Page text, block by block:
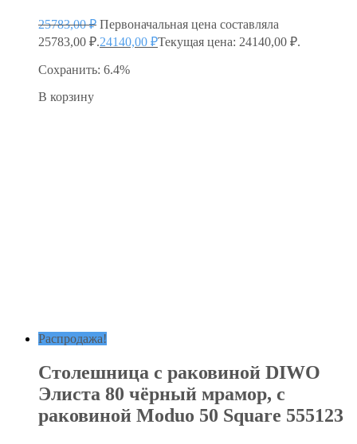
25783,00₽ Первоначальная цена составляла
25783,00 ₽.24140,00 ₽Текущая цена: 24140,00 ₽.
Сохранить: 6.4%
В корзину
Распродажа!
Столешница с раковиной DIWO
Элиста 80 чёрный мрамор, с
раковиной Moduo 50 Square 555123